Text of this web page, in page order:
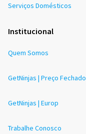
Serviços Domésticos
Institucional
Quem Somos
GetNinjas | Preço Fechado
GetNinjas | Europ
Trabalhe Conosco